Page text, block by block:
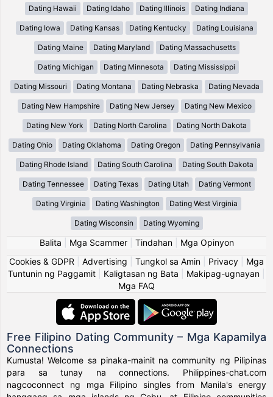
Dating Hawaii Dating Idaho Dating Illinois Dating Indiana
Dating Iowa Dating Kansas Dating Kentucky Dating Louisiana
Dating Maine Dating Maryland Dating Massachusetts
Dating Michigan Dating Minnesota Dating Mississippi
Dating Missouri Dating Montana Dating Nebraska Dating Nevada
Dating New Hampshire Dating New Jersey Dating New Mexico
Dating New York Dating North Carolina Dating North Dakota
Dating Ohio Dating Oklahoma Dating Oregon Dating Pennsylvania
Dating Rhode Island Dating South Carolina Dating South Dakota
Dating Tennessee Dating Texas Dating Utah Dating Vermont
Dating Virginia Dating Washington Dating West Virginia
Dating Wisconsin Dating Wyoming
Balita Mga Scammer| Tindahan| Mga Opinyon
Cookies & GDPR
Advertising Tungkol sa Amin Privacy
Mga
Tuntunin ng Paggamit
Kaligtasan ng Bata Makipag-ugnayan
Mga FAQ
Free Filipino Dating Community – Mga Kapamilya
Connections
Kumusta! Welcome sa pinaka-mainit na community ng Pilipinas
para sa tunay na connections. Philippines-chat.com
nagcoconnect ng mga Filipino singles from Manila's energy